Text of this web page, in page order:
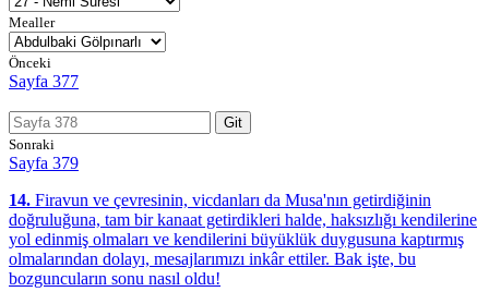
Mealler
Önceki
Sayfa 377
Git
Sonraki
Sayfa 379
14. Firavun ve çevresinin, vicdanları da Musa'nın getirdiğinin
doğruluğuna, tam bir kanaat getirdikleri halde, haksızlığı kendilerine
yol edinmiş olmaları ve kendilerini büyüklük duygusuna kaptırmış
olmalarından dolayı, mesajlarımızı inkâr ettiler. Bak işte, bu
bozguncuların sonu nasıl oldu!